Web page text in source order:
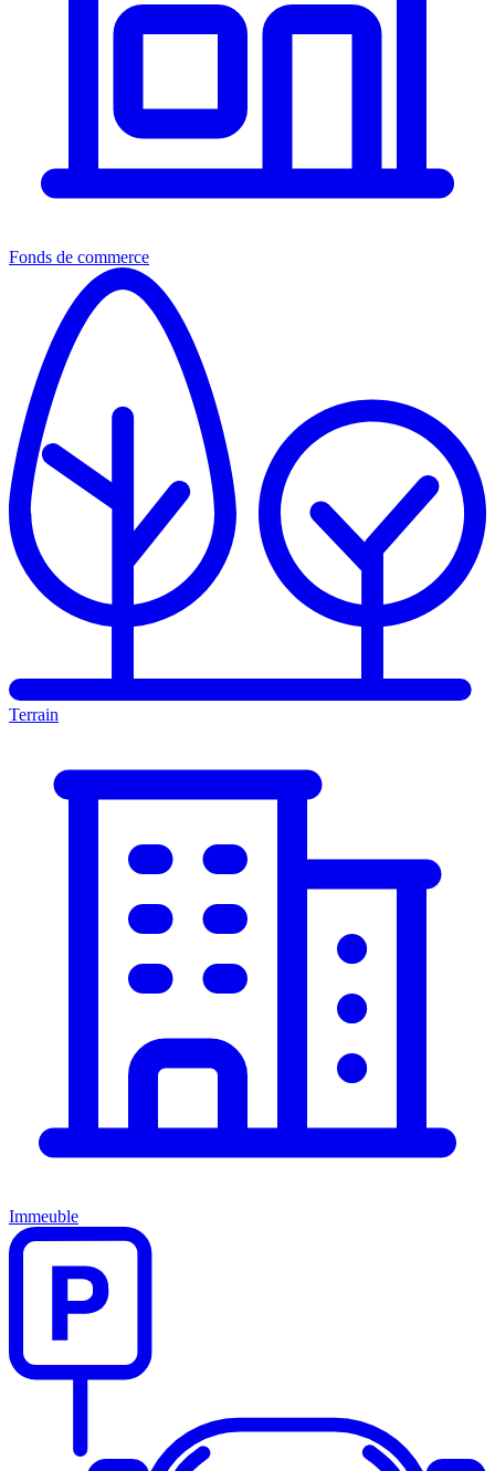
Fonds de commerce
Terrain
Immeuble